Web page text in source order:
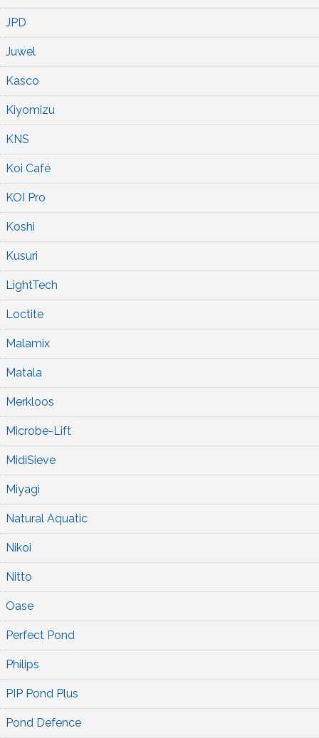
JPD
Juwel
Kasco
Kiyomizu
KNS
Koi Café
KOI Pro
Koshi
Kusuri
LightTech
Loctite
Malamix
Matala
Merkloos
Microbe-Lift
MidiSieve
Miyagi
Natural Aquatic
Nikoi
Nitto
Oase
Perfect Pond
Philips
PIP Pond Plus
Pond Defence